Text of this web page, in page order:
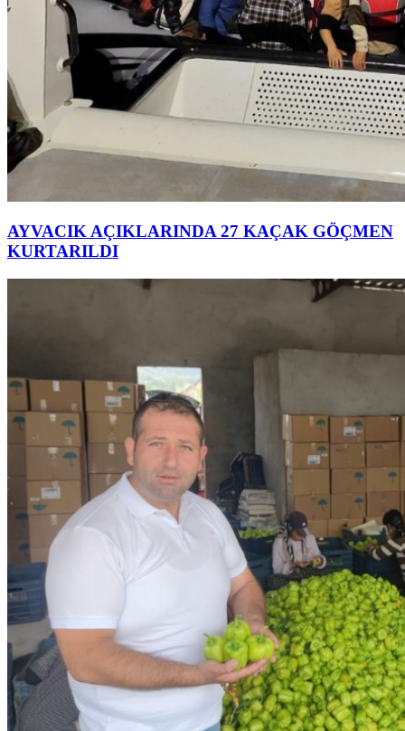
AYVACIK AÇIKLARINDA 27 KAÇAK GÖÇMEN
KURTARILDI